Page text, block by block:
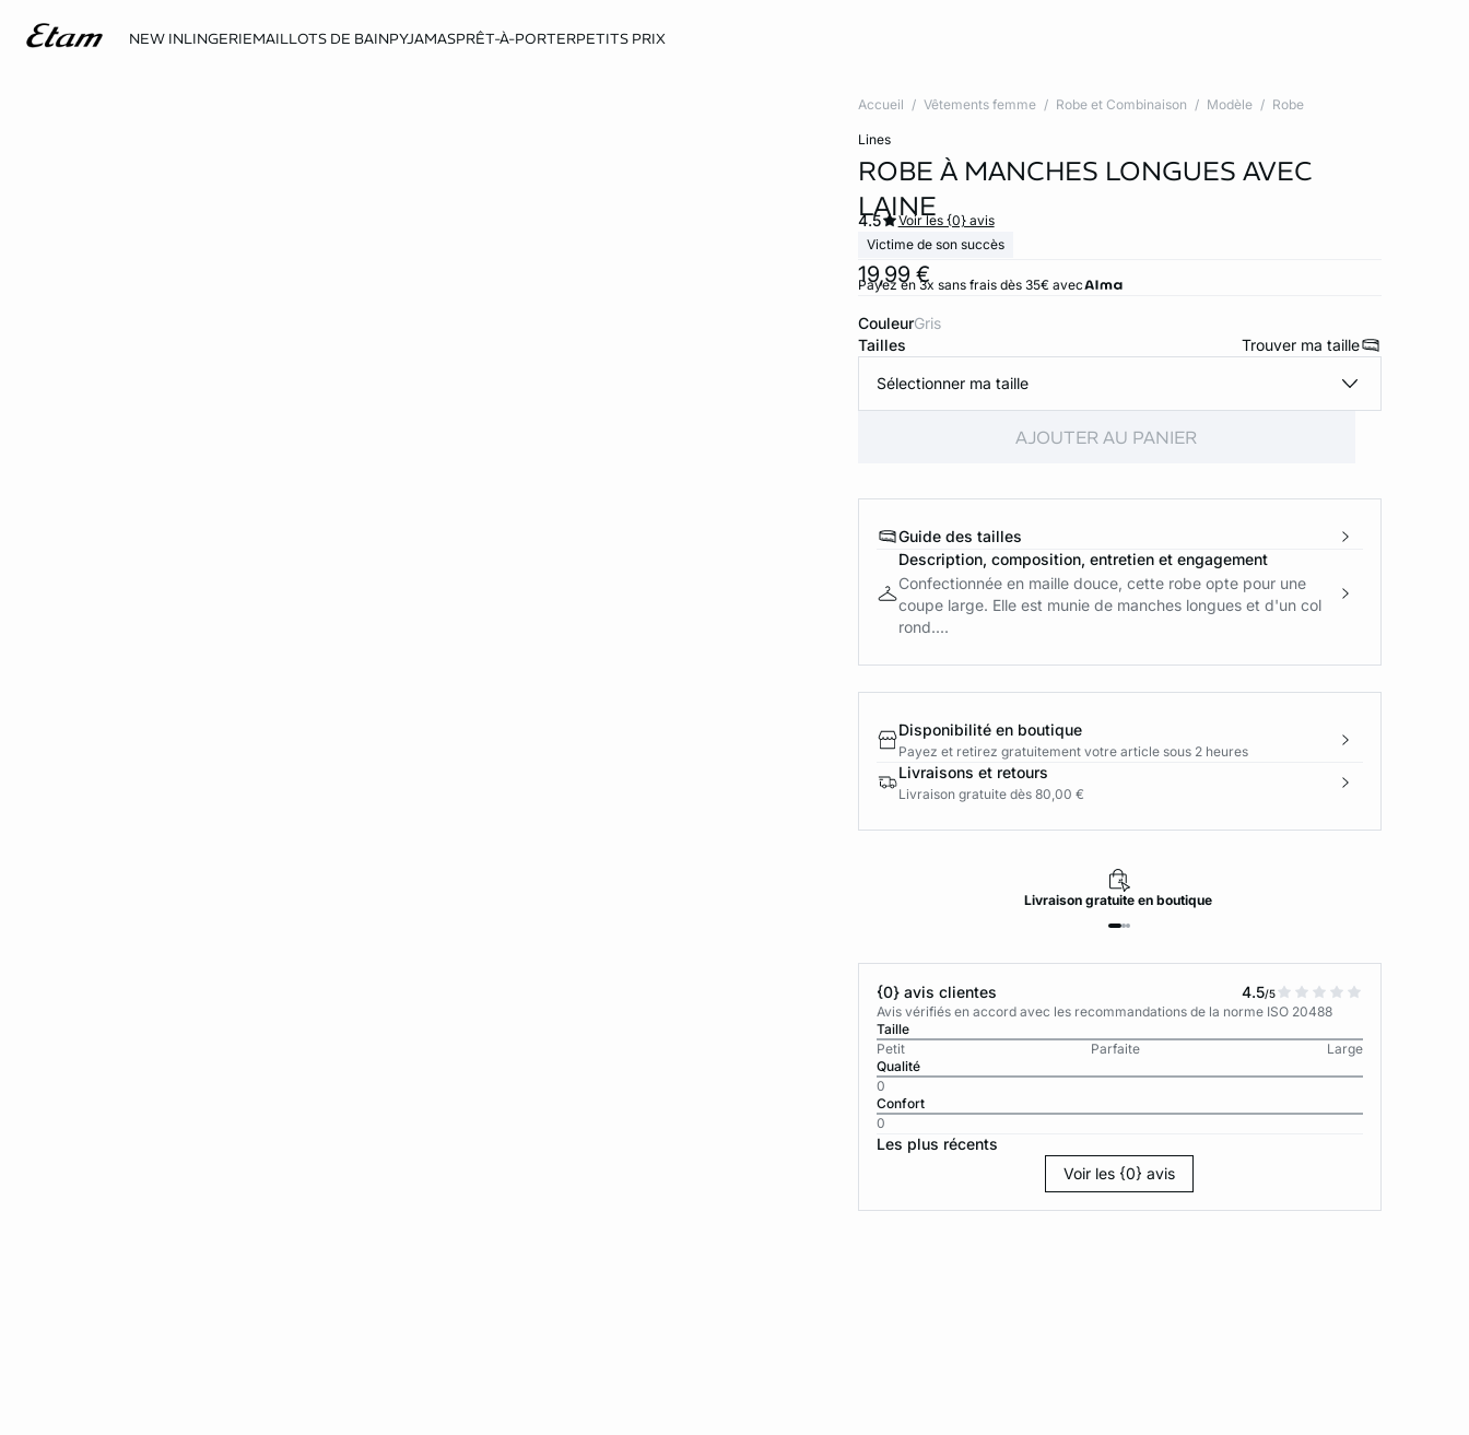
NEW INLINGERIEMAILLOTS DE BAINPYJAMASPRÊT-À-PORTERPETITS PRIX
Accueil Vêtements femme Robe et Combinaison Modèle Robe
lines
ROBE À MANCHES LONGUES AVEC
LAINE
19,99 €
4.5
Voir les {0} avis
Victime de son succès
Payez en 3x sans frais dès 35€ avec
Couleur gris
Tailles
Trouver ma taille
Sélectionner ma taille
AJOUTER AU PANIER
Guide des tailles
Description, composition, entretien et engagement
Confectionnée en maille douce, cette robe opte pour une
coupe large. Elle est munie de manches longues et d'un col
rond....
Disponibilité en boutique
Payez et retirez gratuitement votre article sous 2 heures
Livraisons et retours
Livraison gratuite dès 80,00 €
Livraison gratuite en boutique
{0} avis clientes 4.5/5
Avis vérifiés en accord avec les recommandations de la norme ISO 20488
Taille
Petit
Parfaite
Large
Qualité
0
Confort
0
Les plus récents
Voir les {0} avis